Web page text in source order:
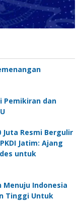
Pemikiran dan
Juta Resmi Bergulir
Jatim: Ajang
untuk
Menuju Indonesia
Tinggi Untuk